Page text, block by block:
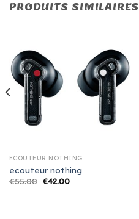
PRODUITS SIMILAIRES
ECOUTEUR NOTHING
ecouteur nothing
€55.00 €42.00